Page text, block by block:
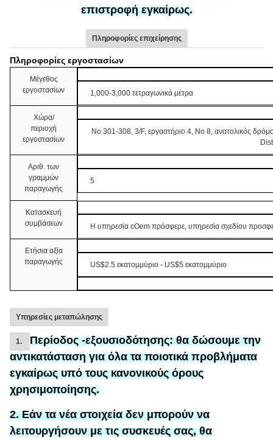
επιστροφή εγκαίρως.
Πληροφορίες επιχείρησης
Πληροφορίες εργοστασίων
Μέγεθος
εργοστασίων
1,000-3,000 τετραγωνικά μέτρα
Χώρα/
περιοχή
εργοστασίων
Νο 301-308, 3/F, εργαστήριο 4, Νο 8, ανατολικός
Αριθ. των
γραμμών
παραγωγής
5
Κατασκευή
συμβάσεων
Η υπηρεσία cOem πρόσφερε, υπηρεσία σχεδίου
Ετήσια αξία
παραγωγής
US$2.5 εκατομμύριο - US$5 εκατομμύριο
Υπηρεσίες μεταπώλησης
1. Περίοδος -εξουσιοδότησης:θα δώσουμε την
αντικατάστασηγιαόλα τα ποιοτικά προβλήματα
εγκαίρως υπό τους κανονικούς όρους
χρησιμοποίησης.
2. Εάν τα νέα στοιχεία δεν μπορούν να
λειτουργήσουν με τις συσκευές σας, θα